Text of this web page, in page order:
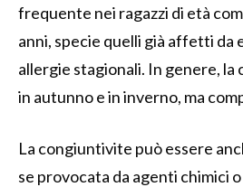
frequente nei ragazzi di età
anni, specie quelli già affetti da
allergie stagionali. In genere, la
in autunno e in inverno, ma
La congiuntivite può essere
se provocata da agenti chimici